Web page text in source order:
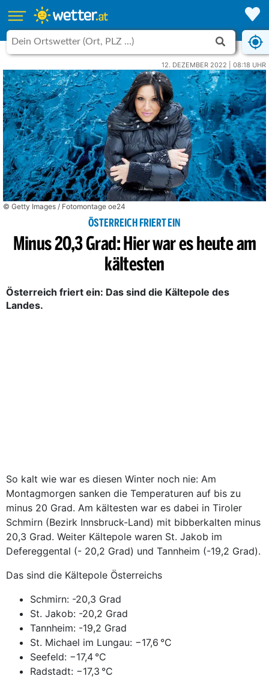
12. DEZEMBER 2022 | 08:18 UHR
© Getty Images / Fotomontage oe24
ÖSTERREICH FRIERT EIN
Minus 20,3 Grad: Hier war es heute am
kältesten
Österreich friert ein: Das sind die Kältepole des
Landes.
So kalt wie war es diesen Winter noch nie: Am
Montagmorgen sanken die Temperaturen auf bis zu
minus 20 Grad. Am kältesten war es dabei in Tiroler
Schmirn (Bezirk Innsbruck-Land) mit bibberkalten minus
20,3 Grad. Weiter Kältepole waren St. Jakob im
Defereggental (- 20,2 Grad) und Tannheim (-19,2 Grad).
Das sind die Kältepole Österreichs
Schmirn: -20,3 Grad
St. Jakob: -20,2 Grad
Tannheim: -19,2 Grad
St. Michael im Lungau: −17,6 °C
Seefeld: −17,4 °C
Radstadt: −17,3 °C